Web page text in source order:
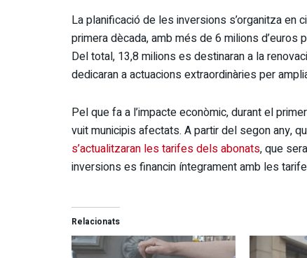
La planificació de les inversions s’organitza en
primera dècada, amb més de 6 milions
Del total, 13,8 milions es destinaran a la
dedicaran a actuacions extraordinàries per
Pel que fa a l’impacte econòmic, durant el
vuit municipis afectats. A partir del segon any,
s’actualitzaran les tarifes dels abonats, que
inversions es financin íntegrament amb les
Relacionats